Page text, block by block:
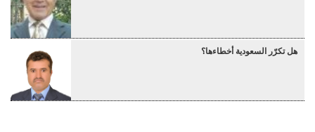
هل تكرّر السعودية أخطاءها؟